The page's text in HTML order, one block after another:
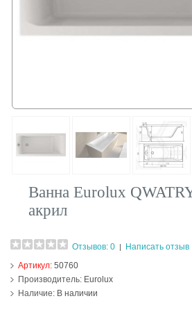
Ванна Eurolux
акрил
Отзывов: 0
Написать отзыв
Артикул:50760
Производитель: Eurolux
Наличие: В наличии